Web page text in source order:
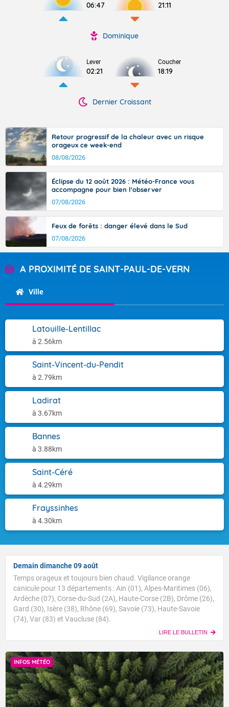
06:47 21:11
Dominique
Lever
02:21
Coucher
18:19
Dernier Croissant
Retour progressif de la chaleur avec un risque
orageux ce week-end
08/08/2026
Éclipse du 12 août 2026 : Météo-France vous
accompagne pour bien l'observer
07/08/2026
Feux de forêts : danger élevé dans le Sud
07/08/2026
A PROXIMITÉ DE SAINT-PAUL-DE-VERN
Ville
Latouille-Lentillac
à 2.56km
Saint-Vincent-du-Pendit
à 2.79km
Ladirat
à 3.67km
Bannes
à 3.88km
Saint-Céré
à 4.29km
Frayssinhes
à 4.30km
Demain dimanche 09 août
Temps orageux et toujours bien chaud. Vigilance orange
canicule pour 13 départements : Ain (01), Alpes-Maritimes (06),
Ardèche (07), Corse-du-Sud (2A), Haute-Corse (2B), Drôme (26),
Gard (30), Isère (38), Rhône (69), Savoie (73), Haute-Savoie
(74), Var (83) et Vaucluse (84).
LIRE LE BULLETIN
INFOS MÉTÉO